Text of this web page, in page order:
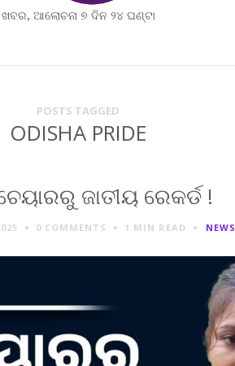
ଖବର, ଆଲୋଚନା ୭ ଦିନ ୨୪ ଘଣ୍ଟା
POSTS TAGGED
ODISHA PRIDE
ଜାତୀୟ ରେକର୍ଡ !
0 COMMENTS 1 MIN READ NEWS